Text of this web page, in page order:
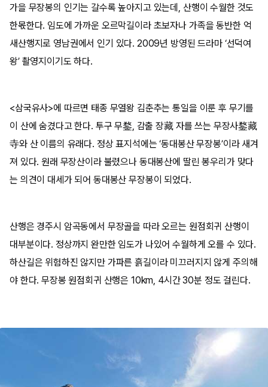
가을 무장봉의 인기는 갈수록 높아지고 있는데, 산행이 수월한 것도
한몫한다. 임도에 가까운 오르막길이라 초보자나 가족을 동반한 억
새산행지로 영남권에서 인기 있다. 2009년 방영된 드라마 ‘선덕여
왕’ 촬영지이기도 하다.
<삼국유사>에 따르면 태종 무열왕 김춘추는 통일을 이룬 후 무기를
이 산에 숨겼다고 한다. 투구 무鍪, 감출 장藏 자를 쓰는 무장사鍪藏
寺와 산 이름의 유래다. 정상 표지석에는 ‘동대봉산 무장봉’이라 새겨
져 있다. 원래 무장산이라 불렸으나 동대봉산에 딸린 봉우리가 맞다
는 의견이 대세가 되어 동대봉산 무장봉이 되었다.
산행은 경주시 암곡동에서 무장골을 따라 오르는 원점회귀 산행이
대부분이다. 정상까지 완만한 임도가 나있어 수월하게 오를 수 있다.
하산길은 위험하진 않지만 가파른 흙길이라 미끄러지지 않게 주의해
야 한다. 무장봉 원점회귀 산행은 10km, 4시간 30분 정도 걸린다.